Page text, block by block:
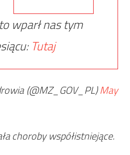
wparł nas tym
Tutaj
(@MZ_GOV_PL)May
choroby współistniejące.